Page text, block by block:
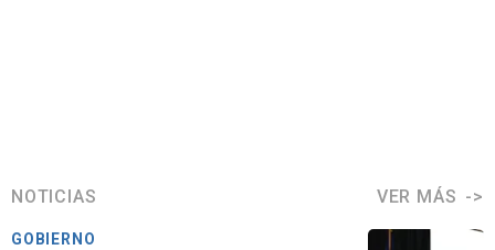
NOTICIAS VER MÁS
GOBIERNO